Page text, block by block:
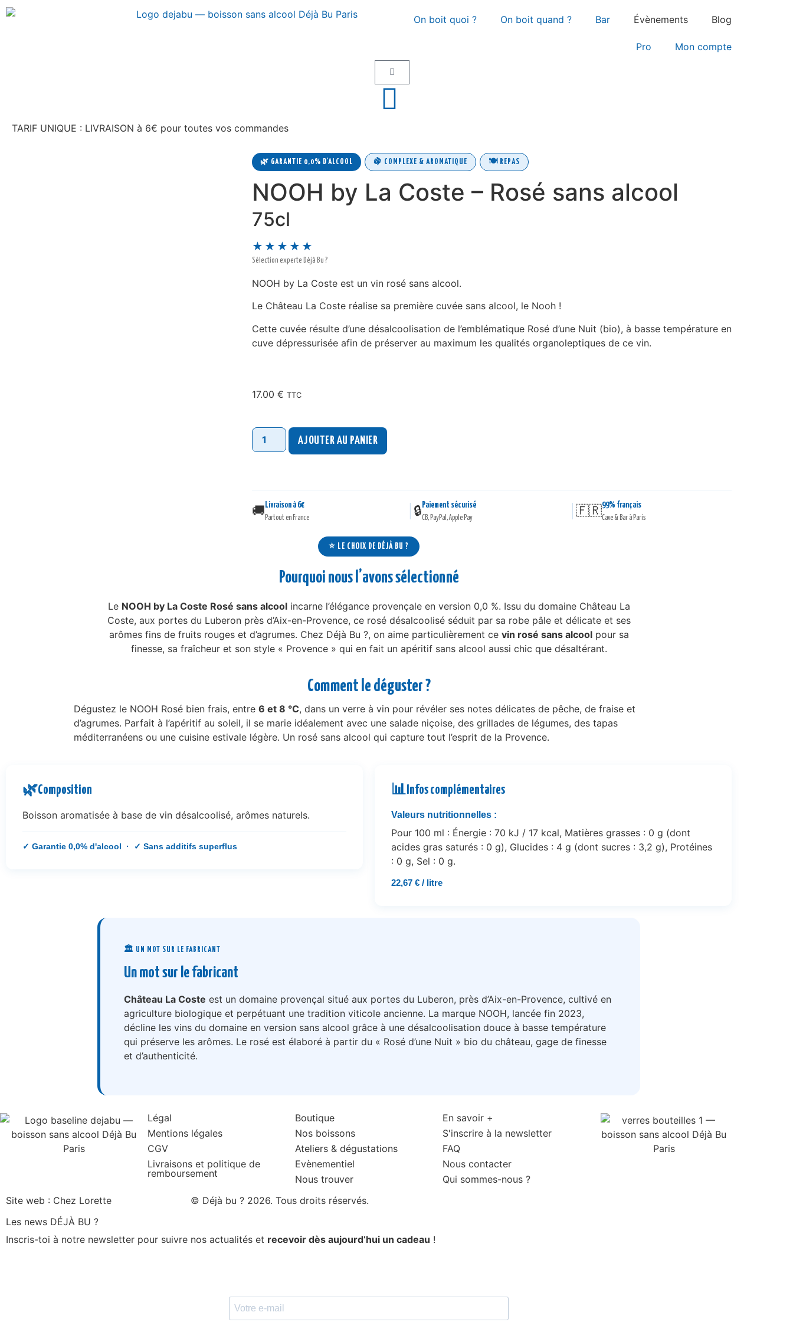
On boit quoi ? On boit quand ? Bar Évènements Blog
Pro Mon compte
TARIF UNIQUE : LIVRAISON à 6€ pour toutes vos commandes
🌿 GARANTIE 0,0% D'ALCOOL 🍇 COMPLEXE & AROMATIQUE 🍽️ REPAS
NOOH by La Coste – Rosé sans alcool
75cl
★★★★★
Sélection experte Déjà Bu ?
NOOH by La Coste est un vin rosé sans alcool.
Le Château La Coste réalise sa première cuvée sans alcool, le Nooh !
Cette cuvée résulte d’une désalcoolisation de l’emblématique Rosé d’une Nuit (bio), à basse température en
cuve dépressurisée afin de préserver au maximum les qualités organoleptiques de ce vin.
17.00 € TTC
AJOUTER AU PANIER
🚚
Livraison à 6€
Partout en France 🔒
Paiement sécurisé
CB, PayPal, Apple Pay |🇫🇷
99% français
Cave & Bar à Paris
⭐ LE CHOIX DE DÉJÀ BU ?
Pourquoi nous l’avons sélectionné
Le NOOH by La Coste Rosé sans alcoolincarne l’élégance provençale en version 0,0 %. Issu du domaine Château La
Coste, aux portes du Luberon près d’Aix-en-Provence, ce rosé désalcoolisé séduit par sa robe pâle et délicate et ses
arômes fins de fruits rouges et d’agrumes. Chez Déjà Bu ?, on aime particulièrement ce vin rosé sans alcoolpour sa
finesse, sa fraîcheur et son style « Provence » qui en fait un apéritif sans alcool aussi chic que désaltérant.
Comment le déguster ?
Dégustez le NOOH Rosé bien frais, entre 6 et 8 °C, dans un verre à vin pour révéler ses notes délicates de pêche, de fraise et
d’agrumes. Parfait à l’apéritif au soleil, il se marie idéalement avec une salade niçoise, des grillades de légumes, des tapas
méditerranéens ou une cuisine estivale légère. Un rosé sans alcool qui capture tout l’esprit de la Provence.
🌿Composition
Boisson aromatisée à base de vin désalcoolisé, arômes naturels.
✓ Garantie 0,0% d'alcool · ✓ Sans additifs superflus
📊 Infos complémentaires
Valeurs nutritionnelles :
Pour 100 ml : Énergie : 70 kJ / 17 kcal, Matières grasses : 0 g (dont
acides gras saturés : 0 g), Glucides : 4 g (dont sucres : 3,2 g), Protéines
: 0 g, Sel : 0 g.
22,67 € / litre
🏛️ UN MOT SUR LE FABRICANT
Un mot sur le fabricant
Château La Coste est un domaine provençal situé aux portes du Luberon, près d’Aix-en-Provence, cultivé en
agriculture biologique et perpétuant une tradition viticole ancienne. La marque NOOH, lancée fin 2023,
décline les vins du domaine en version sans alcool grâce à une désalcoolisation douce à basse température
qui préserve les arômes. Le rosé est élaboré à partir du « Rosé d’une Nuit » bio du château, gage de finesse
et d’authenticité.
Légal
Mentions légales
CGV
Livraisons et politique de
remboursement
Boutique
Nos boissons
Ateliers & dégustations
Evènementiel
Nous trouver
En savoir +
S'inscrire à la newsletter
FAQ
Nous contacter
Qui sommes-nous ?
Site web : Chez Lorette
© Déjà bu ? 2026. Tous droits réservés.
Les news DÉJÀ BU ?
Inscris-toi à notre newsletter pour suivre nos actualités et recevoir dès aujourd’hui un cadeau !